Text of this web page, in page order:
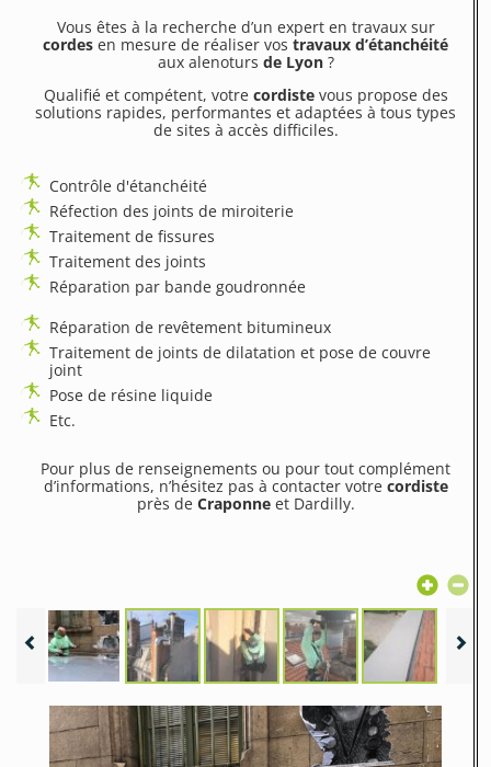
Vous êtes à la recherche d’un expert en travaux sur
cordes en mesure de réaliser vos travaux d’étanchéité
aux alenoturs de Lyon?
Qualifié et compétent, votre cordistevous propose des
solutions rapides, performantes et adaptées à tous types
de sites à accès difficiles.
Contrôle d'étanchéité
Réfection des joints de miroiterie
Traitement de fissures
Traitement des joints
Réparation par bande goudronnée
Réparation de revêtement bitumineux
Traitement de joints de dilatation et pose de couvre
joint
Pose de résine liquide
Etc.
Pour plus de renseignements ou pour tout complément
d’informations, n’hésitez pas à contacter votre cordiste
près de Craponneet Dardilly.